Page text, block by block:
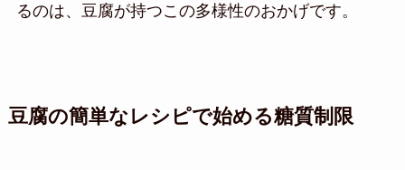
るのは、豆腐が持つこの多様性のおかげです。
豆腐の簡単なレシピで始める糖質制限